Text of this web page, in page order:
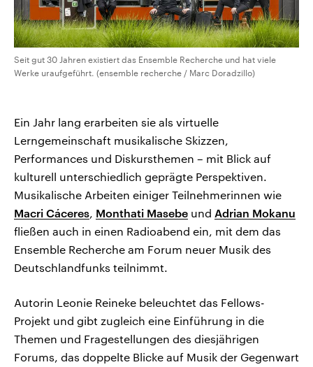
Seit gut 30 Jahren existiert das Ensemble Recherche und hat viele
Werke uraufgeführt. (ensemble recherche / Marc Doradzillo)
Ein Jahr lang erarbeiten sie als virtuelle
Lerngemeinschaft musikalische Skizzen,
Performances und Diskursthemen – mit Blick auf
kulturell unterschiedlich geprägte Perspektiven.
Musikalische Arbeiten einiger Teilnehmerinnen wie
Macri Cáceres, Monthati Masebe und Adrian Mokanu
fließen auch in einen Radioabend ein, mit dem das
Ensemble Recherche am Forum neuer Musik des
Deutschlandfunks teilnimmt.
Autorin Leonie Reineke beleuchtet das Fellows-
Projekt und gibt zugleich eine Einführung in die
Themen und Fragestellungen des diesjährigen
Forums, das doppelte Blicke auf Musik der Gegenwart